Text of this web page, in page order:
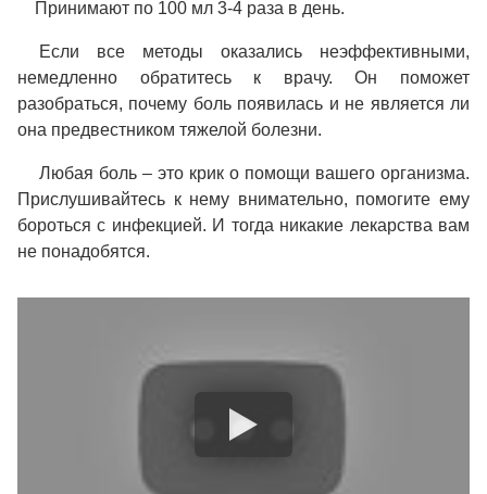
Принимают по 100 мл 3-4 раза в день.
Если все методы оказались неэффективными,
немедленно обратитесь к врачу. Он поможет
разобраться, почему боль появилась и не является ли
она предвестником тяжелой болезни.
Любая боль – это крик о помощи вашего организма.
Прислушивайтесь к нему внимательно, помогите ему
бороться с инфекцией. И тогда никакие лекарства вам
не понадобятся.